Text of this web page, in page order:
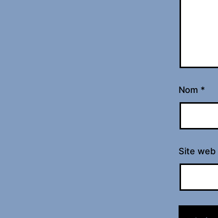
Nom *
Site web